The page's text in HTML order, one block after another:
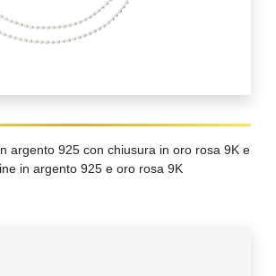
argento 925 con chiusura in oro rosa 9K e
in argento 925 e oro rosa 9K